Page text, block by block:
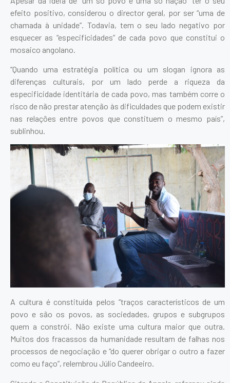
efeito positivo, considerou o director geral, por ser “uma de
chamada à unidade”. Todavia, tem o seu lado negativo por
esquecer as “especificidades” de cada povo que constitui o
mosaico angolano.
“Quando uma estratégia política ou um slogan ignora as
diferenças culturais, por um lado perde a riqueza da
especificidade identitária de cada povo, mas também corre o
risco de não prestar atenção às dificuldades que podem existir
nas relações entre povos que constituem o mesmo país”,
sublinhou.
A cultura é constituída pelos “traços característicos de um
povo e são os povos, as sociedades, grupos e subgrupos
quem a constrói. Não existe uma cultura maior que outra.
Muitos dos fracassos da humanidade resultam de falhas nos
processos de negociação e “do querer obrigar o outro a fazer
como eu faço”, relembrou Júlio Candeeiro.